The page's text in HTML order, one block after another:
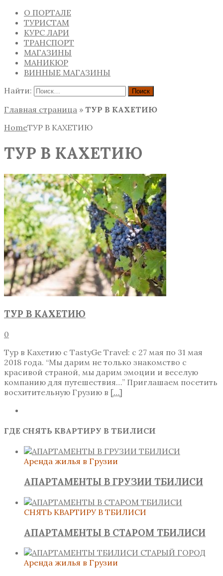
О ПОРТАЛЕ
ТУРИСТАМ
КУРС ЛАРИ
ТРАНСПОРТ
МАГАЗИНЫ
МАНИКЮР
ВИННЫЕ МАГАЗИНЫ
Найти:
Главная страница » ТУР В КАХЕТИЮ
HomeТУР В КАХЕТИЮ
ТУР В КАХЕТИЮ
ТУР В КАХЕТИЮ
0
Тур в Кахетию с TastyGe Travel: с 27 мая по 31 мая
2018 года. “Мы дарим не только знакомство с
красивой страной, мы дарим эмоции и веселую
компанию для путешествия…” Приглашаем посетить
восхитительную Грузию в […]
ГДЕ СНЯТЬ КВАРТИРУ В ТБИЛИСИ
Аренда жилья в Грузии
АПАРТАМЕНТЫ В ГРУЗИИ ТБИЛИСИ
СНЯТЬ КВАРТИРУ В ТБИЛИСИ
АПАРТАМЕНТЫ В СТАРОМ ТБИЛИСИ
Аренда жилья в Грузии